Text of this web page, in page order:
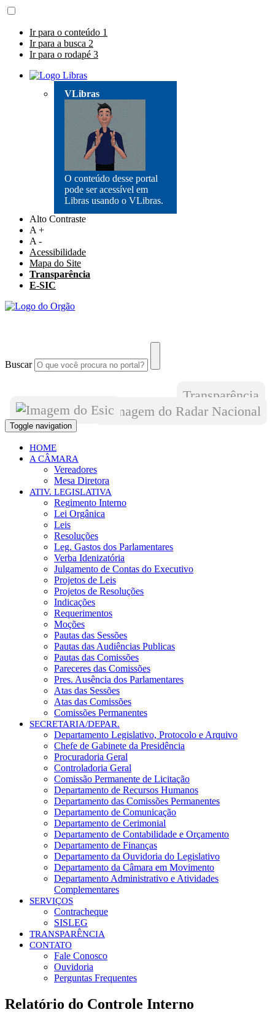
Ir para o conteúdo 1
Ir para a busca 2
Ir para o rodapé 3
VLibras
O conteúdo desse portal
pode ser acessível em
Libras usando o VLibras.
Alto Contraste
A +
A -
Acessibilidade
Mapa do Site
Transparência
E-SIC
Buscar
Transparência
Toggle navigation
HOME
A CÂMARA
Vereadores
Mesa Diretora
ATIV. LEGISLATIVA
Regimento Interno
Lei Orgânica
Leis
Resoluções
Leg. Gastos dos Parlamentares
Verba Idenizatória
Julgamento de Contas do Executivo
Projetos de Leis
Projetos de Resoluções
Indicações
Requerimentos
Moções
Pautas das Sessões
Pautas das Audiências Publicas
Pautas das Comissões
Pareceres das Comissões
Pres. Ausência dos Parlamentares
Atas das Sessões
Atas das Comissões
Comissões Permanentes
SECRETARIA/DEPAR.
Departamento Legislativo, Protocolo e Arquivo
Chefe de Gabinete da Presidência
Procuradoria Geral
Controladoria Geral
Comissão Permanente de Licitação
Departamento de Recursos Humanos
Departamento das Comissões Permanentes
Departamento de Comunicação
Departamento de Cerimonial
Departamento de Contabilidade e Orçamento
Departamento de Finanças
Departamento da Ouvidoria do Legislativo
Departamento da Câmara em Movimento
Departamento Administrativo e Atividades
Complementares
SERVIÇOS
Contracheque
SISLEG
TRANSPARÊNCIA
CONTATO
Fale Conosco
Ouvidoria
Perguntas Frequentes
Relatório do Controle Interno